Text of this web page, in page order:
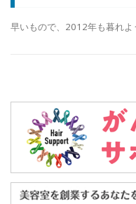
早いもので、2012年も暮れ